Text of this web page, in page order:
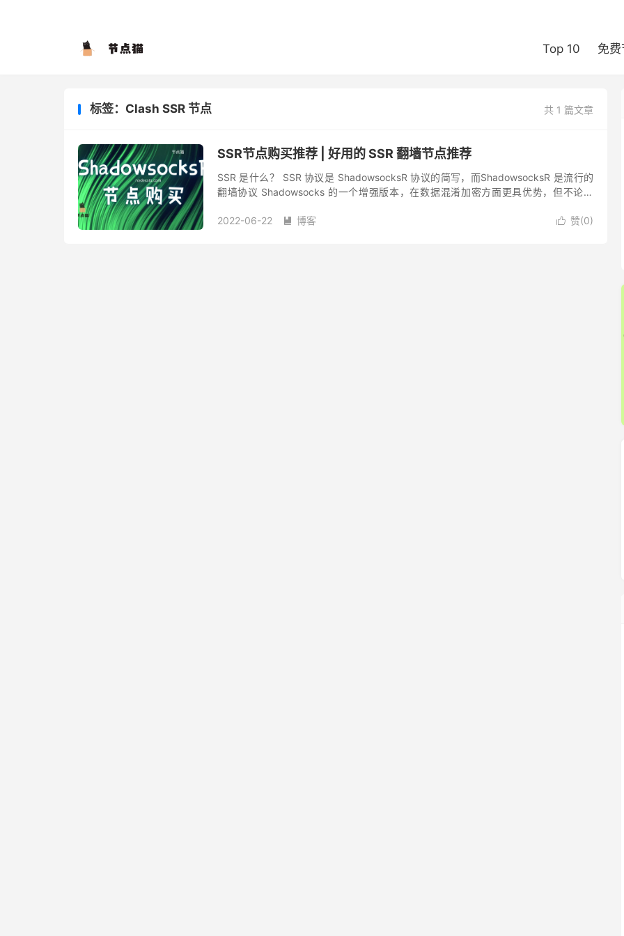
Top 10 免
共 1 篇文章
标签：Clash SSR 节点
SSR节点购买推荐 | 好用的 SSR 翻墙节点推荐
SSR 是什么？ SSR 协议是 ShadowsocksR 协议的简写，而ShadowsocksR 是流行的
翻墙协议 Shadowsocks 的一个增强版本，在数据混淆加密方面更具优势，但不论是
 赞(0)
2022-06-22  博客